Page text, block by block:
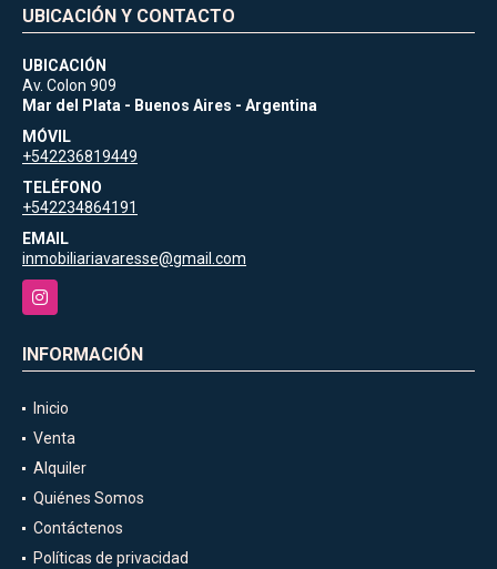
UBICACIÓN Y CONTACTO
UBICACIÓN
Av. Colon 909
Mar del Plata - Buenos Aires - Argentina
MÓVIL
+542236819449
TELÉFONO
+542234864191
EMAIL
inmobiliariavaresse@gmail.com
Instagram
INFORMACIÓN
Inicio
Venta
Alquiler
Quiénes Somos
Contáctenos
Políticas de privacidad